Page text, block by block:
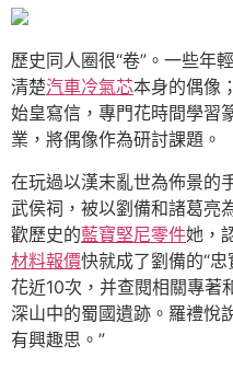
歷史同人圈很“卷”。一些年
清楚汽車冷氣芯本身的偶像
始皇寫信，專門花時間學習
業，將偶像作為研討課題。
在玩過以漢末亂世為佈景的
武侯祠，被以劉備和諸葛亮
歡歷史的藍寶堅尼零件她，
材料報價快就成了劉備的“
花近10次，并查閱相關專著
深山中的蜀國遺跡。羅禮悅
有興趣思。”